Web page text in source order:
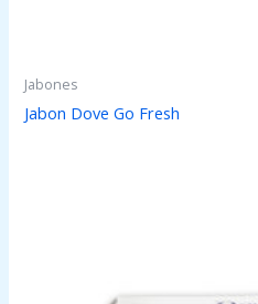
Jabones
Jabon Dove Go Fresh